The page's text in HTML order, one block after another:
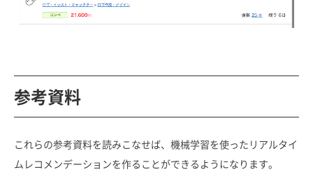
参考資料
これらの参考資料を読みこなせば、機械学習を使ったリアルタイ
ムレコメンデーションを作ることができるようになります。